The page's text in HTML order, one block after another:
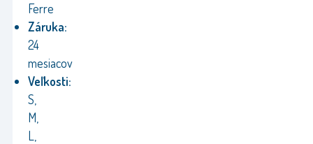
Ferre
Záruka:
24
mesiacov
Veľkosti:
S,
M,
L,